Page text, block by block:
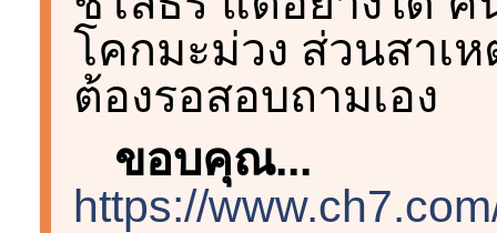
โคกมะม่วง ส่วนสาเ
ต้องรอสอบถามเอง
ขอบคุณ...
https://